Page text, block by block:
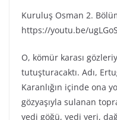
Kuruluş Osman 2.
https://youtu.be/
O, kömür karası
tutuşturacaktı. Adı,
Karanlığın içinde ona
gözyaşıyla sulanan
yedi göğü, yedi yeri,